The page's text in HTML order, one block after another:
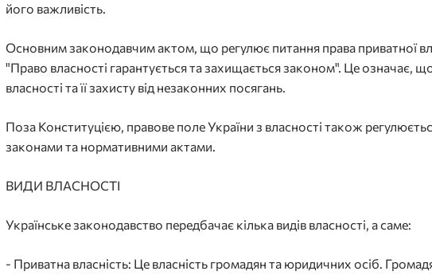
його важливість.
Основним законодавчим актом, що регулює питання права приватної
"Право власності гарантується та захищається законом". Це означає,
власності та її захисту від незаконних посягань.
Поза Конституцією, правове поле України з власності також
законами та нормативними актами.
ВИДИ ВЛАСНОСТІ
Українське законодавство передбачає кілька видів власності, а саме:
- Приватна власність: Це власність громадян та юридичних осіб.